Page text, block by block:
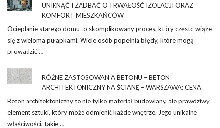
UNIKNĄĆ I ZADBAĆ O TRWAŁOŚĆ IZOLACJI ORAZ
KOMFORT MIESZKAŃCÓW
Ocieplanie starego domu to skomplikowany proces, który często wiąże
się z wieloma pułapkami. Wiele osób popełnia błędy, które mogą
prowadzić …
RÓŻNE ZASTOSOWANIA BETONU – BETON
ARCHITEKTONICZNY NA ŚCIANĘ – WARSZAWA: CENA
Beton architektoniczny to nie tylko materiał budowlany, ale prawdziwy
element sztuki, który może odmienić każde wnętrze. Jego unikalne
właściwości, takie …